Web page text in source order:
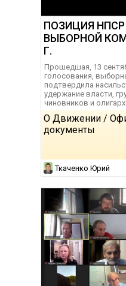
ПОЗИЦИЯ
ВЫБОРНОЙ
Г.
Прошедшая, 13
голосования,
подтвердила
удержание власти,
чиновников и
О Движении /
документы
Ткаченко Юрий